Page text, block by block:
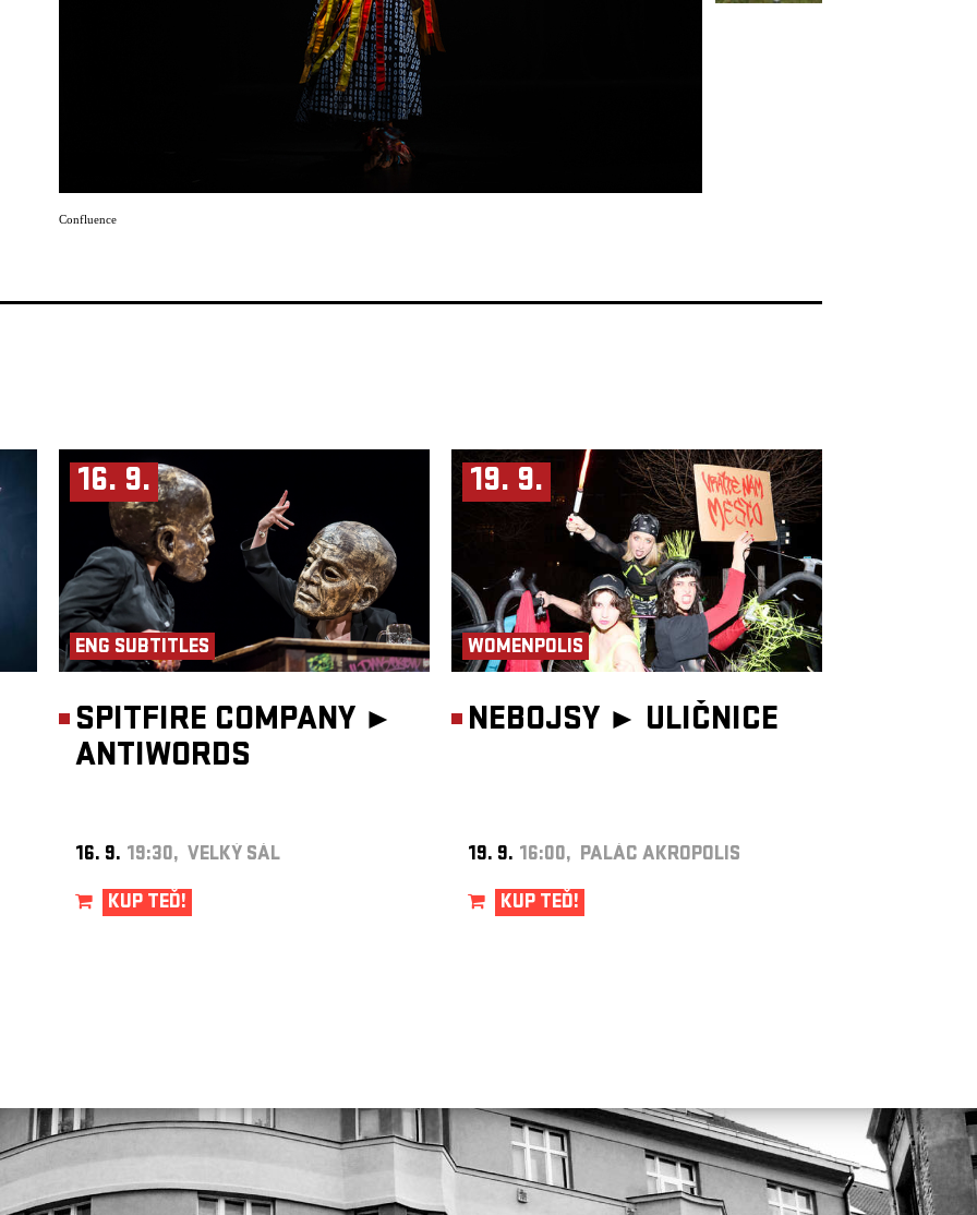
před
a
Confluence
16. 9.
ENG SUBTITLES
SPITFIRE COMPANY ►
ANTIWORDS
16. 9. 19:30, VELKÝ SÁL
KUP TEĎ!
19. 9.
WOMENPOLIS
NEBOJSY ► ULIČNICE
19. 9. 16:00, PALÁC AKROPOLIS
KUP TEĎ!